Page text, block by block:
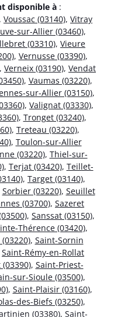
disponible à :
, Voussac (03140), Vitray
sur-Allier (03460),
(03310), Vieure
, Vernusse (03390),
, Verneix (03190), Vendat
, Vaumas (03220),
sur-Allier (03150),
, Valignat (03330),
, Tronget (03240),
, Treteau (03220),
, Toulon-sur-Allier
(03220), Thiel-sur-
, Terjat (03420), Teillet-
, Target (03140),
Sorbier (03220), Seuillet
(03700), Sazeret
, Sanssat (03150),
Thérence (03420),
, Saint-Sornin
Saint-Rémy-en-Rollat
, Saint-Priest-
sur-Sioule (03500),
, Saint-Plaisir (03160),
des-Biefs (03250),
(03380), Saint-